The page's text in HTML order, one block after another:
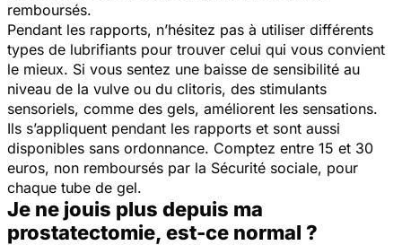
remboursés.
Pendant les rapports, n’hésitez pas à utiliser différents
types de lubrifiants pour trouver celui qui vous convient
le mieux. Si vous sentez une baisse de sensibilité au
niveau de la vulve ou du clitoris, des stimulants
sensoriels, comme des gels, améliorent les sensations.
Ils s’appliquent pendant les rapports et sont aussi
disponibles sans ordonnance. Comptez entre 15 et 30
euros, non remboursés par la Sécurité sociale, pour
chaque tube de gel.
Je ne jouis plus depuis ma
prostatectomie, est-ce normal ?